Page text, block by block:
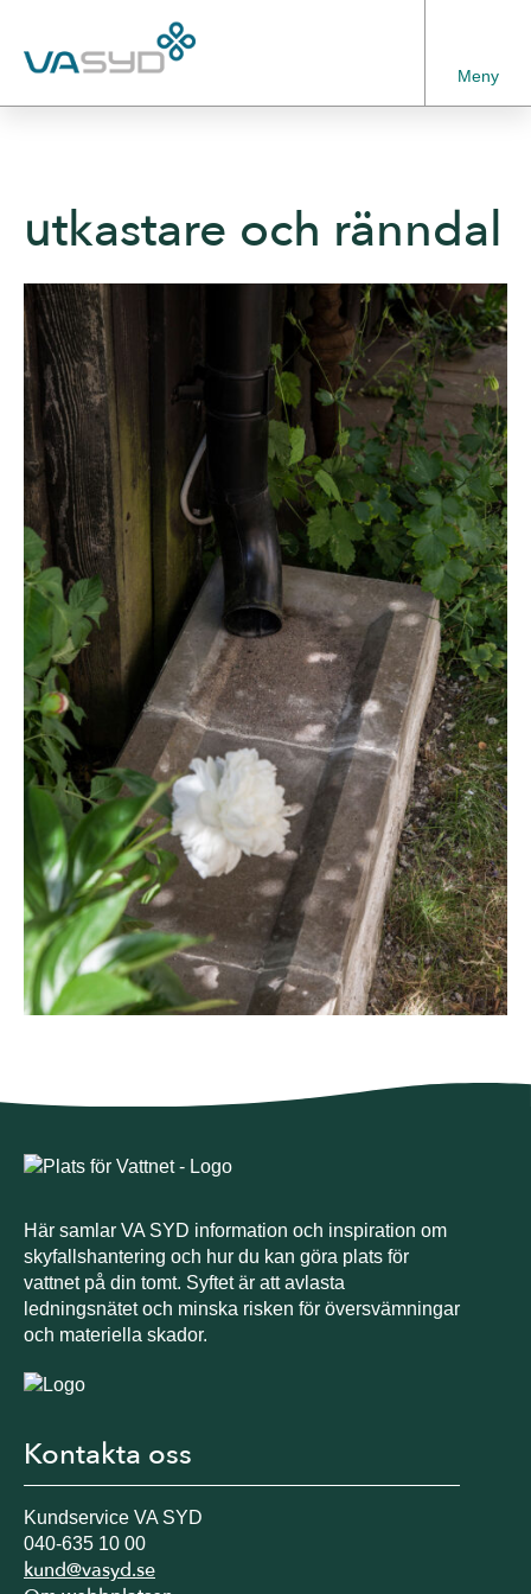
Meny
utkastare och ränndal
Kontakta oss
Här samlar VA SYD information och inspiration om
skyfallshantering och hur du kan göra plats för
vattnet på din tomt. Syftet är att avlasta
ledningsnätet och minska risken för översvämningar
och materiella skador.
Kundservice VA SYD
040-635 10 00
kund@vasyd.se